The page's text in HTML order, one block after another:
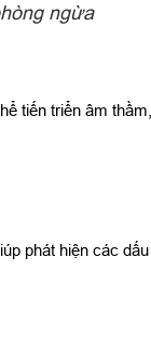
ngừa
tiến triển âm
phát hiện các